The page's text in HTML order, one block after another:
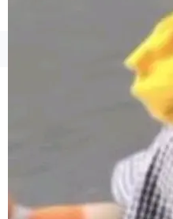
社区爱好者提供了高效跟踪新版
©OSCHINA(OSChina.NET)